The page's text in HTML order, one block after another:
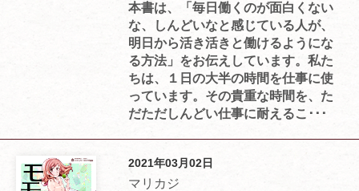
本書は、「毎日働くのが面白くない
な、しんどいなと感じている人が、
明日から活き活きと働けるようにな
る方法」をお伝えしています。私た
ちは、１日の大半の時間を仕事に使
っています。その貴重な時間を、た
だただしんどい仕事に耐えるこ･･･
2021年03月02日
マリカジ